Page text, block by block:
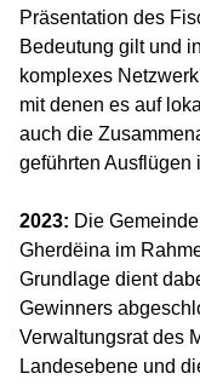
Präsentation des
Bedeutung gilt und
komplexes
mit denen es auf
auch die
geführten Ausflügen
2023: Die
Gherdëina im
Grundlage dient
Gewinners
Verwaltungsrat des
Landesebene und